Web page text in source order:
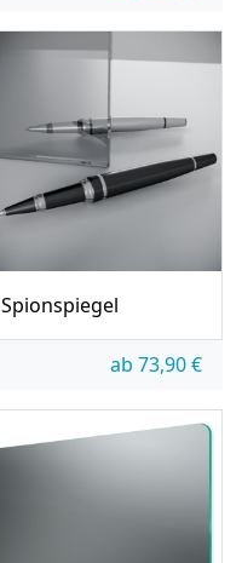
Spionspiegel
ab 73,90€